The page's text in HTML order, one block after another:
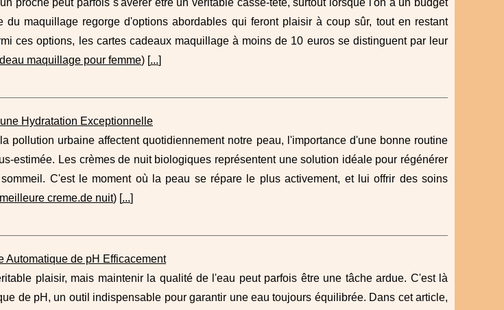
proche peut parfois s'avérer être un véritable casse-tête, surtout lorsque l'on a un budget
du maquillage regorge d'options abordables qui feront plaisir à coup sûr, tout en restant
ces options, les cartes cadeaux maquillage à moins de 10 euros se distinguent par leur
maquillage pour femme) [...]
Hydratation Exceptionnelle
pollution urbaine affectent quotidiennement notre peau, l'importance d'une bonne routine
estimée. Les crèmes de nuit biologiques représentent une solution idéale pour régénérer
C'est le moment où la peau se répare le plus activement, et lui offrir des soins
meilleure creme.de nuit) [...]
Automatique de pH Efficacement
plaisir, mais maintenir la qualité de l'eau peut parfois être une tâche ardue. C'est là
de pH, un outil indispensable pour garantir une eau toujours équilibrée. Dans cet article,